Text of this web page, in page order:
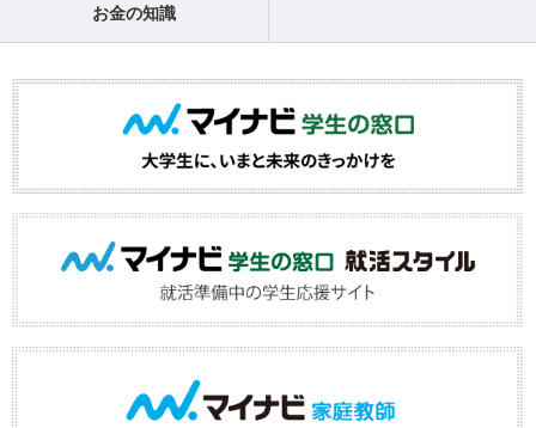
お金の知識